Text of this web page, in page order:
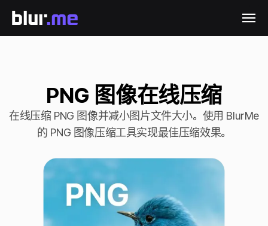
PNG 图像在线压缩
在线压缩 PNG 图像并减小图片文件大小。使用 BlurMe
的 PNG 图像压缩工具实现最佳压缩效果。